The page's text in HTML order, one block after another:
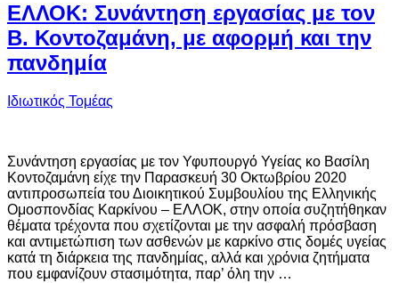
ΕΛΛΟΚ: Συνάντηση εργασίας με τον
Β. Κοντοζαμάνη, με αφορμή και την
πανδημία
Ιδιωτικός Τομέας
Συνάντηση εργασίας με τον Υφυπουργό Υγείας κο Βασίλη
Κοντοζαμάνη είχε την Παρασκευή 30 Οκτωβρίου 2020
αντιπροσωπεία του Διοικητικού Συμβουλίου της Ελληνικής
Ομοσπονδίας Καρκίνου – ΕΛΛΟΚ, στην οποία συζητήθηκαν
θέματα τρέχοντα που σχετίζονται με την ασφαλή πρόσβαση
και αντιμετώπιση των ασθενών με καρκίνο στις δομές υγείας
κατά τη διάρκεια της πανδημίας, αλλά και χρόνια ζητήματα
που εμφανίζουν στασιμότητα, παρ’ όλη την …